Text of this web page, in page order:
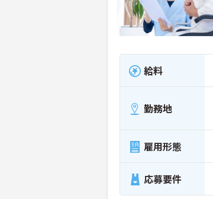
給料
勤務地
雇用形態
応募要件